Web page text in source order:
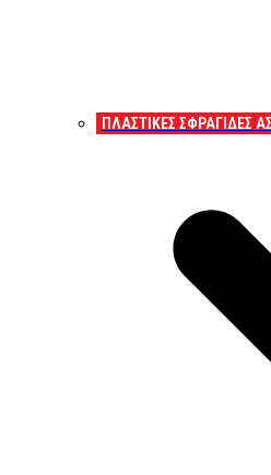
ΠΛΑΣΤΙΚΕΣ ΣΦΡΑΓΙΔΕΣ